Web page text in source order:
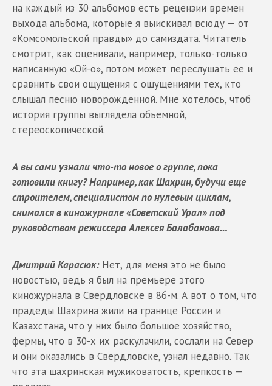
на каждый из 30 альбомов есть рецензии времен
выхода альбома, которые я выискивал всюду — от
«Комсомольской правды» до самиздата. Читатель
смотрит, как оценивали, например, только-только
написанную «Ой-о», потом может переслушать ее и
сравнить свои ощущения с ощущениями тех, кто
слышал песню новорожденной. Мне хотелось, чтоб
история группы выглядела объемной,
стереоскопической.
А вы сами узнали что-то новое о группе, пока
готовили книгу? Например, как Шахрин, будучи еще
строителем, специалистом по нулевым циклам,
снимался в киножурнале «Советский Урал» под
руководством режиссера Алексея Балабанова…
Дмитрий Карасюк: Нет, для меня это не было
новостью, ведь я был на премьере этого
киножурнала в Свердловске в 86-м. А вот о том, что
прадеды Шахрина жили на границе России и
Казахстана, что у них было большое хозяйство,
фермы, что в 30-х их раскулачили, сослали на Север
и они оказались в Свердловске, узнал недавно. Так
что эта шахринская мужиковатость, крепкость —